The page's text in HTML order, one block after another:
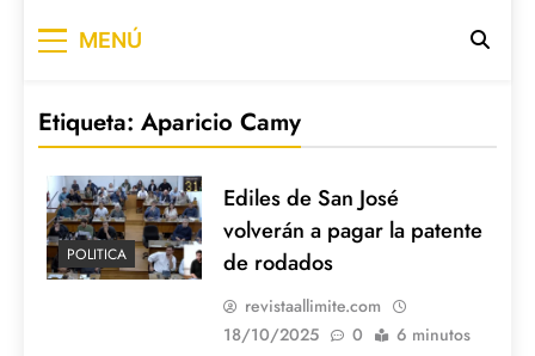
publicamos todo el contenido e informacion
MENÚ
Etiqueta: Aparicio Camy
POLITICA
Ediles de San José
volverán a pagar la patente
de rodados
revistaallimite.com
18/10/2025
0 6 minutos